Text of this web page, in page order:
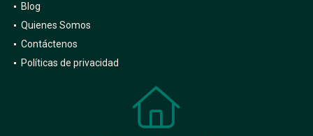
Blog
Quienes Somos
Contáctenos
Políticas de privacidad